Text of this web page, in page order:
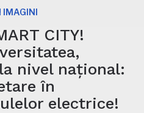
IMAGINI
CITY!
nivel național:
în
electrice!